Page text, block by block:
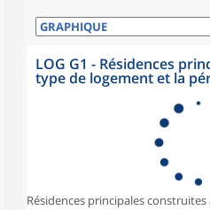
LOG G1 - Résidences
type de logement et la
Résidences principales construites